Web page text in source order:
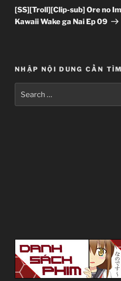
Post
[SS][Troll][Clip-sub] Ore no
Kawaii Wake ga Nai Ep 09
NHẬP NỘI DUNG CẦN TÌM
for: